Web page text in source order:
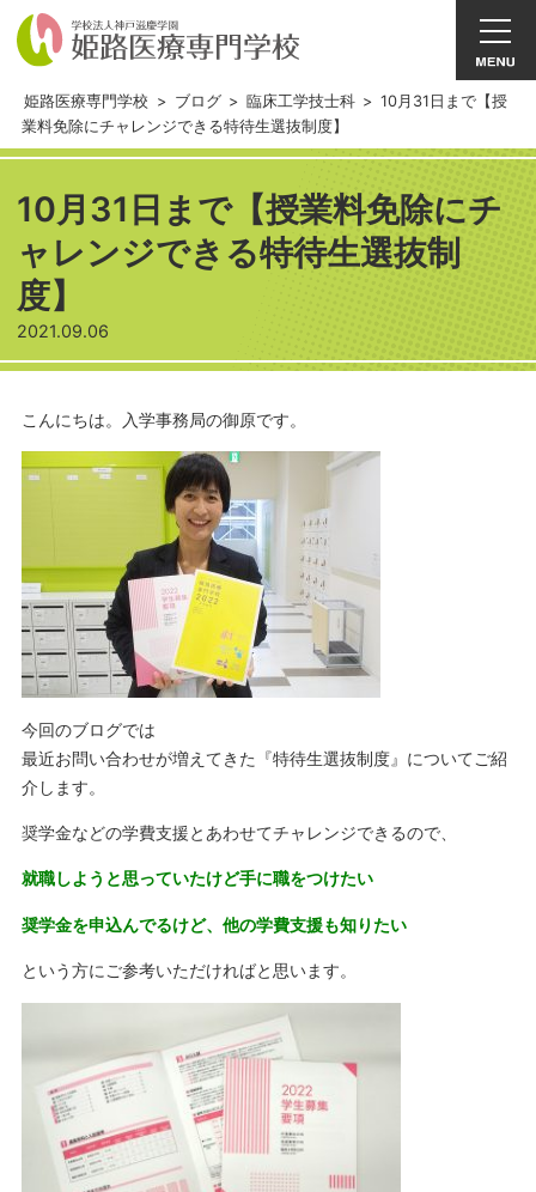
姫路医療専門学校 > ブログ > 臨床工学技士科 > 10月31日まで【授
業料免除にチャレンジできる特待生選抜制度】
10月31日まで【授業料免除にチ
ャレンジできる特待生選抜制
度】
2021.09.06
こんにちは。入学事務局の御原です。
今回のブログでは
最近お問い合わせが増えてきた『特待生選抜制度』についてご紹
介します。
奨学金などの学費支援とあわせてチャレンジできるので、
就職しようと思っていたけど手に職をつけたい
奨学金を申込んでるけど、他の学費支援も知りたい
という方にご参考いただければと思います。